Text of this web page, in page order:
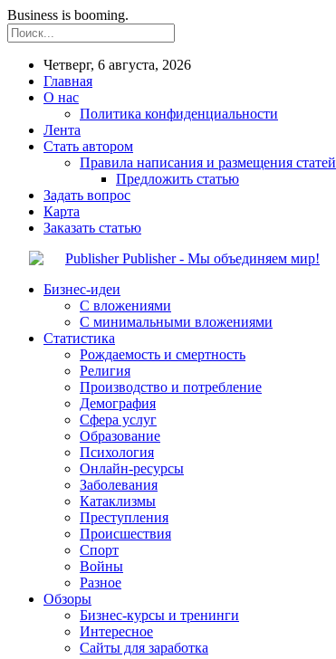
Business is booming.
Четверг, 6 августа, 2026
Главная
О нас
Политика конфиденциальности
Лента
Стать автором
Правила написания и размещения статей
Предложить статью
Задать вопрос
Карта
Заказать статью
Publisher - Мы объединяем мир!
Бизнес-идеи
С вложениями
С минимальными вложениями
Статистика
Рождаемость и смертность
Религия
Производство и потребление
Демография
Сфера услуг
Образование
Психология
Онлайн-ресурсы
Заболевания
Катаклизмы
Преступления
Происшествия
Спорт
Войны
Разное
Обзоры
Бизнес-курсы и тренинги
Интересное
Сайты для заработка